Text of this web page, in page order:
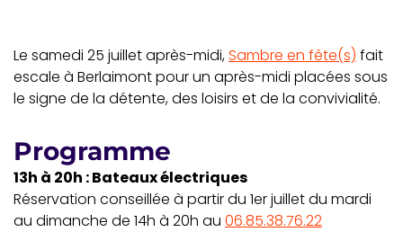
Le samedi 25 juillet après-midi,Sambre en fête(s) fait
escale à Berlaimont pour un après-midi placées sous
le signe de la détente, des loisirs et de la convivialité.
Programme
13h à 20h : Bateaux électriques
Réservation conseillée à partir du 1er juillet du mardi
au dimanche de 14h à 20h au 06.85.38.76.22